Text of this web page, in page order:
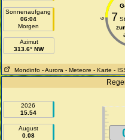
Sonnenaufgang
06:04
Morgen
Azimut
313.6° NW
6 7
Mondinfo - Aurora - Meteore - Karte -
2026
15.54
August
0.08